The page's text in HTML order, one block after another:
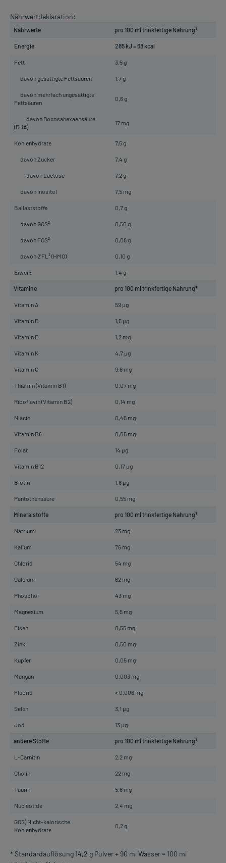
Nährwertdeklaration:
Nährwerte pro 100 ml trinkfertige Nahrung*
Energie 285 kJ = 68 kcal
Fett 3,5 g
davon gesättigte Fettsäuren 1,7 g
davon mehrfach ungesättigte
Fettsäuren
0,6 g
davon Docosahexaensäure
(DHA)
17 mg
Kohlenhydrate 7,5 g
davon Zucker 7,4 g
davon Lactose 7,2 g
davon Inositol 7,5 mg
Ballaststoffe 0,7 g
davon GOS² 0,50 g
davon FOS² 0,08 g
davon 2'FL³ (HMO) 0,10 g
Eiweiß 1,4 g
Vitamine pro 100 ml trinkfertige Nahrung*
Vitamin A 59 µg
Vitamin D 1,5 µg
Vitamin E 1,2 mg
Vitamin K 4,7 µg
Vitamin C 9,6 mg
Thiamin (Vitamin B1) 0,07 mg
Riboflavin (Vitamin B2) 0,14 mg
Niacin 0,45 mg
Vitamin B6 0,05 mg
Folat 14 µg
Vitamin B12 0,17 µg
Biotin 1,8 µg
Pantothensäure 0,55 mg
Mineralstoffe pro 100 ml trinkfertige Nahrung*
Natrium 23 mg
Kalium 76 mg
Chlorid 54 mg
Calcium 62 mg
Phosphor 43 mg
Magnesium 5,5 mg
Eisen 0,55 mg
Zink 0,50 mg
Kupfer 0,05 mg
Mangan 0,003 mg
Fluorid < 0,006 mg
Selen 3,1 µg
Jod 13 µg
andere Stoffe pro 100 ml trinkfertige Nahrung*
L-Carnitin 2,2 mg
Cholin 22 mg
Taurin 5,6 mg
Nucleotide 2,4 mg
GOS) Nicht-kalorische
Kohlenhydrate
0,2 g
* Standardauflösung 14,2 g Pulver + 90 ml Wasser = 100 ml